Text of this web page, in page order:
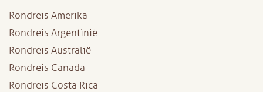
Rondreis Amerika
Rondreis Argentinië
Rondreis Australië
Rondreis Canada
Rondreis Costa Rica